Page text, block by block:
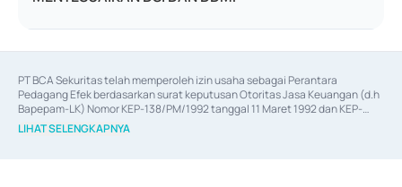
PT BCA Sekuritas telah memperoleh izin usaha sebagai Perantara
Pedagang Efek berdasarkan surat keputusan Otoritas Jasa Keuangan (d.h
Bapepam-LK) Nomor KEP-138/PM/1992 tanggal 11 Maret 1992 dan KEP-
06/D.04/2014 tanggal 28 Februari 2014, izin usaha sebagai Penjamin Emisi
Efek berdasarkan surat keputusan Otoritas Jasa Keuangan Nomor KEP-
LIHAT SELENGKAPNYA